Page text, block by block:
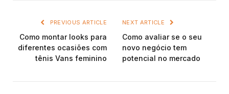
PREVIOUS ARTICLE
Como montar looks para
diferentes ocasiões com
tênis Vans feminino
NEXT ARTICLE
Como avaliar se o seu
novo negócio tem
potencial no mercado